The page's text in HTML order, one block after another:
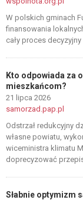
W polskich gminach
finansowania
cały proces
Kto odpowiada za
mieszkańcom?
21 lipca 2026
samorzad.pap.pl
Odstrzał redukcyjny
własne powiatu,
wiceministra klimatu
doprecyzować
Słabnie optymizm